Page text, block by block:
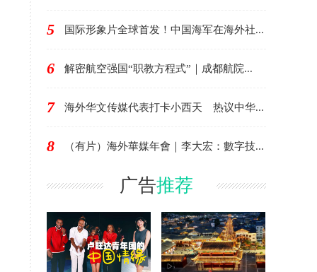
5 国际形象片全球首发！中国海军在海外社...
6 解密航空强国“职教方程式”｜成都航院...
7 海外华文传媒代表打卡小西天 热议中华...
8 （有片）海外華媒年會｜李大宏：數字技...
广告推荐